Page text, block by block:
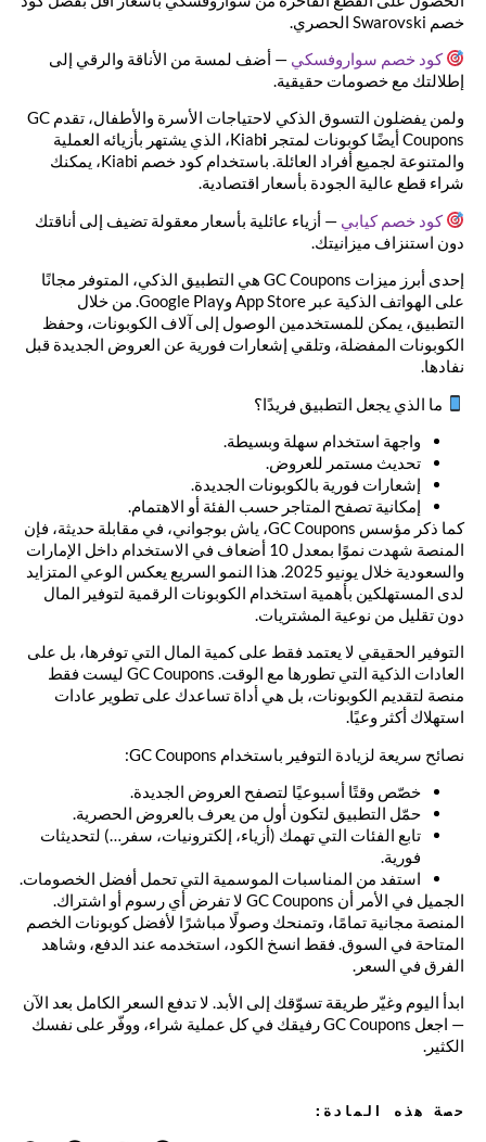
خصم Swarovski الحصري.
كود خصم سواروفسكي — أضف لمسة من الأناقة والرقي إلى
إطلالتك مع خصومات حقيقية.
ولمن يفضلون التسوق الذكي لاحتياجات الأسرة والأطفال، تقدم GC
Coupons أيضًا كوبونات لمتجر Kiab
i
، الذي يشتهر بأزيائه العملية
والمتنوعة لجميع أفراد العائلة. باستخدام كود خصم Kiabi، يمكنك
شراء قطع عالية الجودة بأسعار اقتصادية.
كود خصم كيابي — أزياء عائلية بأسعار معقولة تضيف إلى أناقتك
دون استنزاف ميزانيتك.
إحدى أبرز ميزات GC Coupons هي التطبيق الذكي، المتوفر مجانًا
على الهواتف الذكية عبر App Store وGoogle Play. من خلال
التطبيق، يمكن للمستخدمين الوصول إلى آلاف الكوبونات، وحفظ
الكوبونات المفضلة، وتلقي إشعارات فورية عن العروض الجديدة قبل
نفادها.
ما الذي يجعل التطبيق فريدًا؟
واجهة استخدام سهلة وبسيطة.
تحديث مستمر للعروض.
إشعارات فورية بالكوبونات الجديدة.
إمكانية تصفح المتاجر حسب الفئة أو الاهتمام.
كما ذكر مؤسس GC Coupons، ياش بوجواني، في مقابلة حديثة، فإن
المنصة شهدت نموًا بمعدل 10 أضعاف في الاستخدام داخل الإمارات
والسعودية خلال يونيو 2025. هذا النمو السريع يعكس الوعي المتزايد
لدى المستهلكين بأهمية استخدام الكوبونات الرقمية لتوفير المال
دون تقليل من نوعية المشتريات.
التوفير الحقيقي لا يعتمد فقط على كمية المال التي توفرها، بل على
العادات الذكية التي تطورها مع الوقت. GC Coupons ليست فقط
منصة لتقديم الكوبونات، بل هي أداة تساعدك على تطوير عادات
استهلاك أكثر وعيًا.
نصائح سريعة لزيادة التوفير باستخدام GC Coupons:
خصّص وقتًا أسبوعيًا لتصفح العروض الجديدة.
حمّل التطبيق لتكون أول من يعرف بالعروض الحصرية.
تابع الفئات التي تهمك (أزياء، إلكترونيات، سفر…) لتحديثات
فورية.
استفد من المناسبات الموسمية التي تحمل أفضل الخصومات.
الجميل في الأمر أن GC Coupons لا تفرض أي رسوم أو اشتراك.
المنصة مجانية تمامًا، وتمنحك وصولًا مباشرًا لأفضل كوبونات الخصم
المتاحة في السوق. فقط انسخ الكود، استخدمه عند الدفع، وشاهد
الفرق في السعر.
ابدأ اليوم وغيّر طريقة تسوّقك إلى الأبد. لا تدفع السعر الكامل بعد الآن
— اجعل GC Coupons رفيقك في كل عملية شراء، ووفّر على نفسك
الكثير.
حصة هذه المادة: